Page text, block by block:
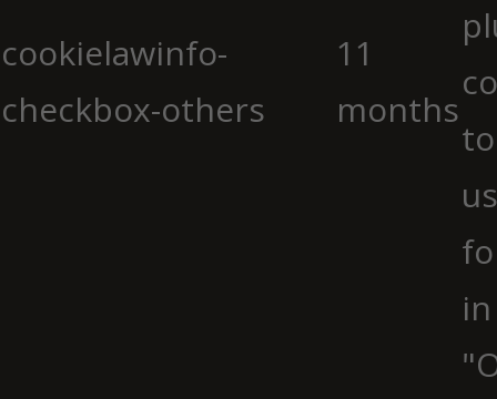
cookielawinfo-
checkbox-others
11
months